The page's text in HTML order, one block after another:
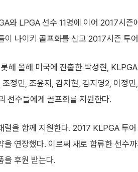
와 LPGA 선수 11명에 이어 2017시
이 나이키 골프화를 신고 2017시즌 투
해 올해 미국에 진출한 박성현,
정민, 조윤지, 김지현, 김지영2, 이정
선수들에게 골프화를 지원한다.
럴을 함께 지원한다. 2017 KLPGA 투어
연장했다. 이로써 새로 합류한 선수까
을 후원 받는다.